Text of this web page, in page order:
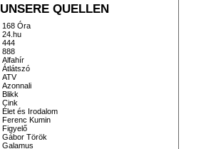
UNSERE QUELLEN
168 Óra
24.hu
444
888
Alfahír
Átlátszó
ATV
Azonnali
Blikk
Cink
Élet és Irodalom
Ferenc Kumin
Figyelő
Gábor Török
Galamus